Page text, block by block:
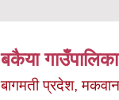
बकैया गाउँपालिका
बागमती प्रदेश,